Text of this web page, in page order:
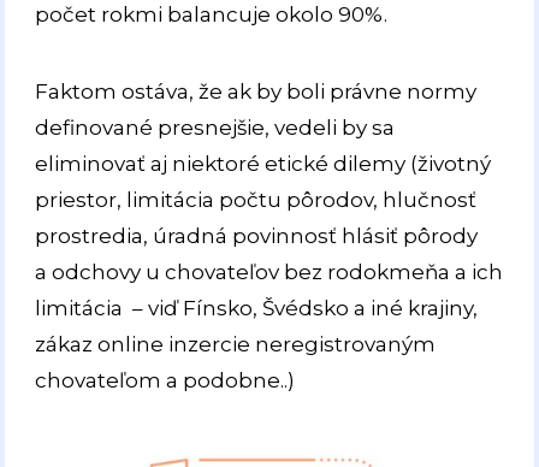
počet rokmi balancuje okolo 90%.
Faktom ostáva, že ak by boli právne normy
definované presnejšie, vedeli by sa
eliminovať aj niektoré etické dilemy (životný
priestor, limitácia počtu pôrodov, hlučnosť
prostredia, úradná povinnosť hlásiť pôrody
a odchovy u chovateľov bez rodokmeňa a ich
limitácia – viď Fínsko, Švédsko a iné krajiny,
zákaz online inzercie neregistrovaným
chovateľom a podobne..)